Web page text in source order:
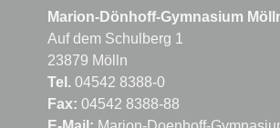
Marion-Dönhoff-Gymnasium
Auf dem Schulberg 1
23879 Mölln
Tel. 04542 8388-0
Fax: 04542 8388-88